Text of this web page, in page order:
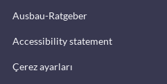
Ausbau-Ratgeber
Accessibility statement
Çerez ayarları